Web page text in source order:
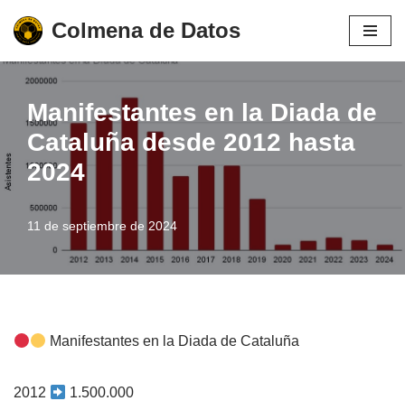
Saltar
Colmena de Datos
Manifestantes en la Diada de
Cataluña desde 2012 hasta
2024
11 de septiembre de 2024
Manifestantes en la Diada de Cataluña
2012
1.500.000